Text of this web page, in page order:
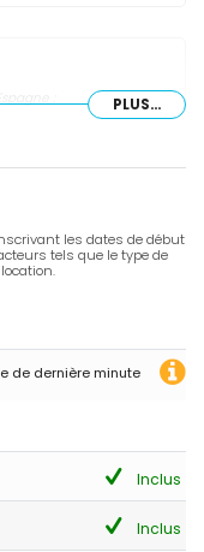
et la vue.
:
una estancia
pour un séjour
PLUS...
les dates de début
tels que le type de
de dernière minute
Inclus
Inclus